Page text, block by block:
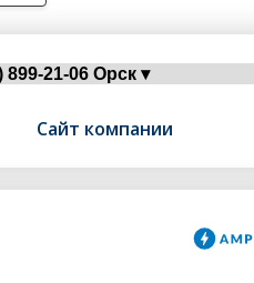
Сайт компании